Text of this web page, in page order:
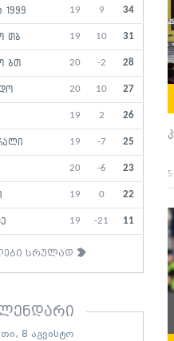
1999 19 9 34
თბ 19 10 31
ბთ 20 -2 28
20 10 27
19 2 26
19 -7 25
20 -6 23
19 0 22
19 -21 11
სრულად
8 აგვისტო
5